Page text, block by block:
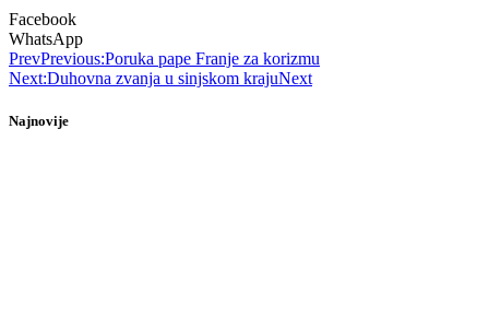
Facebook
WhatsApp
PrevPrevious:Poruka pape Franje za korizmu
Next:Duhovna zvanja u sinjskom krajuNext
Najnovije